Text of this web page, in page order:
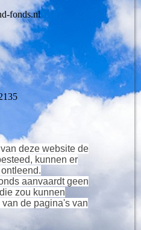
fonds.nl
deze website de
kunnen er
aanvaardt geen
zou kunnen
de pagina's van